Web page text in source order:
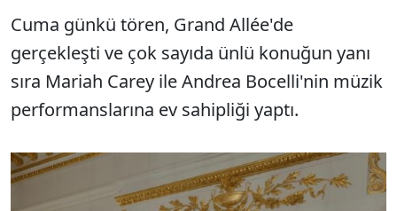
Cuma günkü tören, Grand Allée'de
gerçekleşti ve çok sayıda ünlü konuğun yanı
sıra Mariah Carey ile Andrea Bocelli'nin müzik
performanslarına ev sahipliği yaptı.